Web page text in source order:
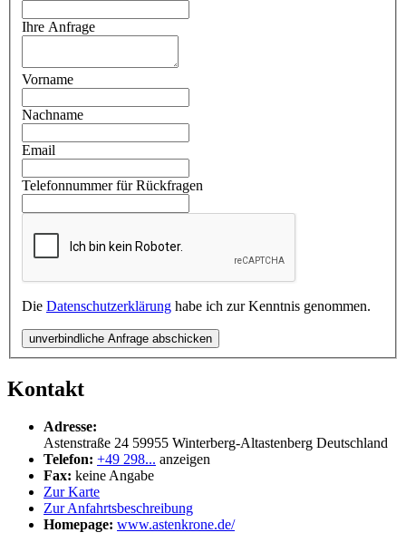
Ihre Anfrage
Vorname
Nachname
Email
Telefonnummer für Rückfragen
Die Datenschutzerklärung habe ich zur Kenntnis genommen.
unverbindliche Anfrage abschicken
Kontakt
Adresse:
Astenstraße 24 59955 Winterberg-Altastenberg Deutschland
Telefon: +49 298... anzeigen
Fax: keine Angabe
Zur Karte
Zur Anfahrtsbeschreibung
Homepage: www.astenkrone.de/